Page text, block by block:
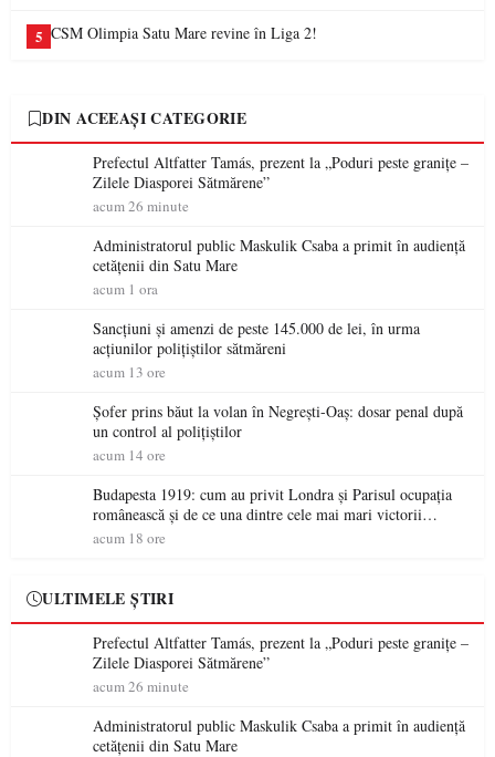
5 CSM Olimpia Satu Mare revine în Liga 2!
DIN ACEEAȘI CATEGORIE
Prefectul Altfatter Tamás, prezent la „Poduri peste granițe –
Zilele Diasporei Sătmărene”
acum 26 minute
Administratorul public Maskulik Csaba a primit în audiență
cetățenii din Satu Mare
acum 1 ora
Sancțiuni și amenzi de peste 145.000 de lei, în urma
acțiunilor polițiștilor sătmăreni
acum 13 ore
Șofer prins băut la volan în Negrești-Oaș: dosar penal după
un control al polițiștilor
acum 14 ore
Budapesta 1919: cum au privit Londra și Parisul ocupația
românească și de ce una dintre cele mai mari victorii
militare ale României a devenit o controversă diplomatică
acum 18 ore
ULTIMELE ȘTIRI
Prefectul Altfatter Tamás, prezent la „Poduri peste granițe –
Zilele Diasporei Sătmărene”
acum 26 minute
Administratorul public Maskulik Csaba a primit în audiență
cetățenii din Satu Mare